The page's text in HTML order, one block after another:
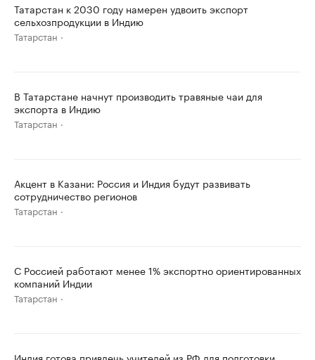
Татарстан к 2030 году намерен удвоить экспорт
сельхозпродукции в Индию
Татарстан
В Татарстане начнут производить травяные чаи для
экспорта в Индию
Татарстан
Акцент в Казани: Россия и Индия будут развивать
сотрудничество регионов
Татарстан
С Россией работают менее 1% экспортно ориентированных
компаний Индии
Татарстан